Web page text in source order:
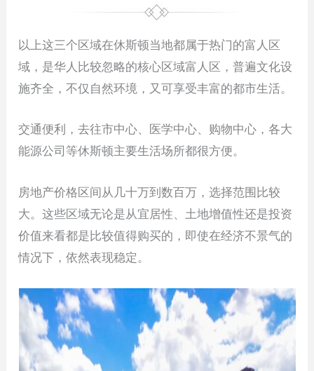
以上这三个区域在休斯顿当地都属于热门的富人区
域，是华人比较忽略的核心区域富人区，普遍文化设
施齐全，不仅自然环境，又可享受丰富的都市生活。
交通便利，去往市中心、医学中心、购物中心，各大
能源公司等休斯顿主要生活场所都很方便。
房地产价格区间从几十万到数百万，选择范围比较
大。这些区域无论是从宜居性、土地增值性还是投资
价值来看都是比较值得购买的，即使在经济不景气的
情况下，依然表现稳定。